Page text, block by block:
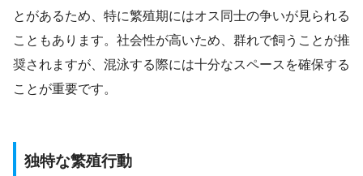
とがあるため、特に繁殖期にはオス同士の争いが見られる
こともあります。社会性が高いため、群れで飼うことが推
奨されますが、混泳する際には十分なスペースを確保する
ことが重要です。
独特な繁殖行動